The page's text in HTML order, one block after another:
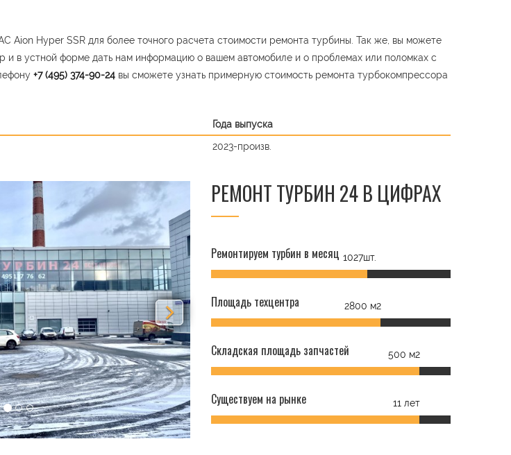
Aion Hyper SSR для более точного расчета стоимости ремонта турбины. Так же, вы можете
и в устной форме дать нам информацию о вашем автомобиле и о проблемах или поломках с
+7 (495) 374-90-24 вы сможете узнать примерную стоимость ремонта турбокомпрессора
Года выпуска
2023-произв.
РЕМОНТ ТУРБИН 24 В ЦИФРАХ
Ремонтируем турбин в месяц 1027шт.
Площадь техцентра 2800 м2
Складская площадь запчастей 500 м2
Существуем на рынке 11 лет